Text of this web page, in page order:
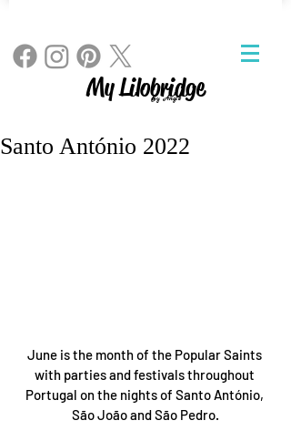
By Angie
My Lilobridge
Santo António 2022
June is the month of the Popular Saints
with parties and festivals throughout
Portugal on the nights of Santo António,
São João and São Pedro.